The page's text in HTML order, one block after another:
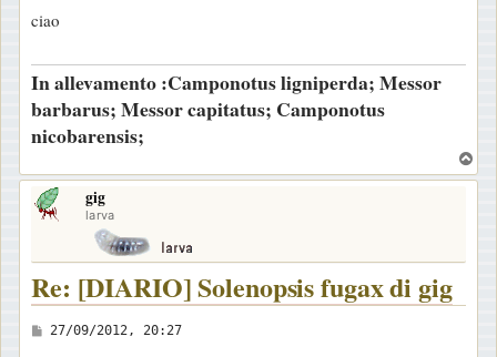
ciao
In allevamento :Camponotus ligniperda; Messor
barbarus; Messor capitatus; Camponotus
nicobarensis;
o
gig
larva
Re: [DIARIO] Solenopsis fugax di gig
M
27/09/2012, 20:27